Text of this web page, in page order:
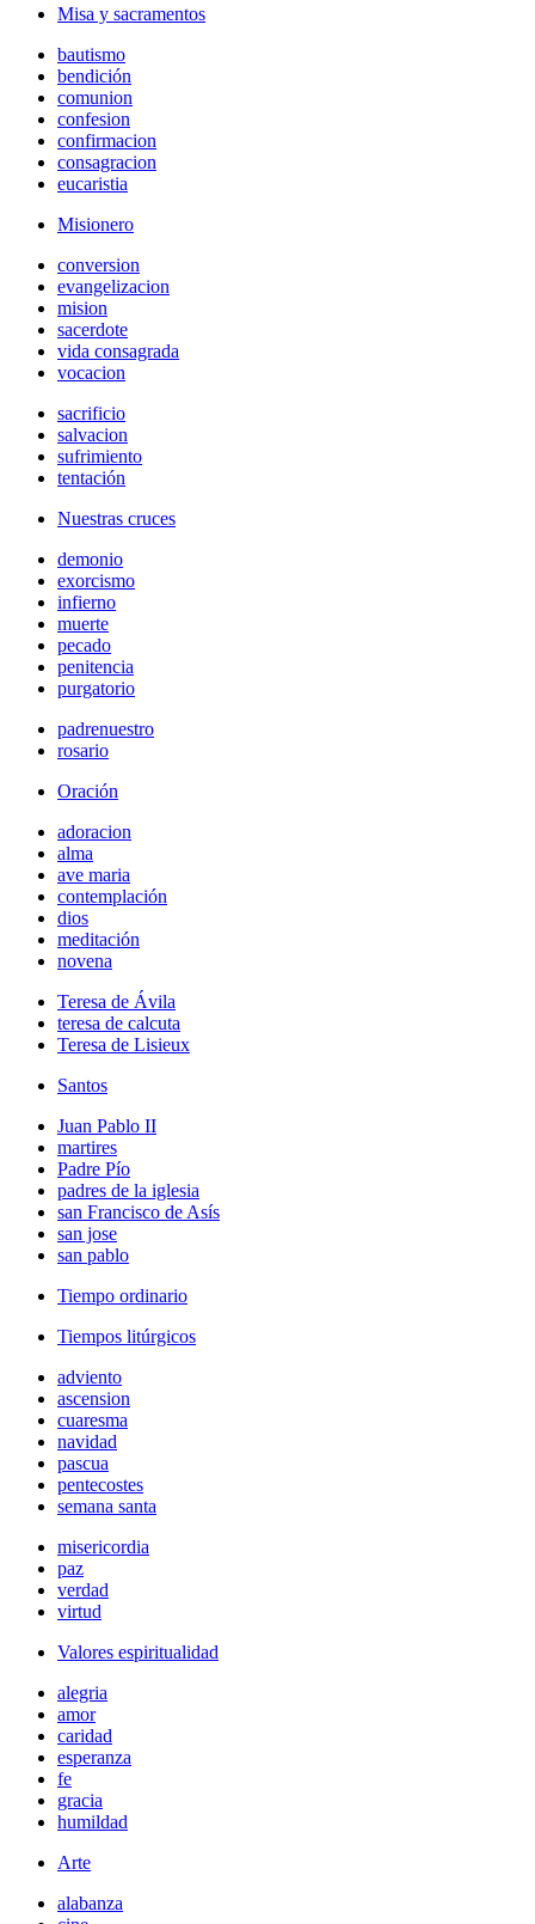
Misa y sacramentos
bautismo
bendición
comunion
confesion
confirmacion
consagracion
eucaristia
Misionero
conversion
evangelizacion
mision
sacerdote
vida consagrada
vocacion
sacrificio
salvacion
sufrimiento
tentación
Nuestras cruces
demonio
exorcismo
infierno
muerte
pecado
penitencia
purgatorio
padrenuestro
rosario
Oración
adoracion
alma
ave maria
contemplación
dios
meditación
novena
Teresa de Ávila
teresa de calcuta
Teresa de Lisieux
Santos
Juan Pablo II
martires
Padre Pío
padres de la iglesia
san Francisco de Asís
san jose
san pablo
Tiempo ordinario
Tiempos litúrgicos
adviento
ascension
cuaresma
navidad
pascua
pentecostes
semana santa
misericordia
paz
verdad
virtud
Valores espiritualidad
alegria
amor
caridad
esperanza
fe
gracia
humildad
Arte
alabanza